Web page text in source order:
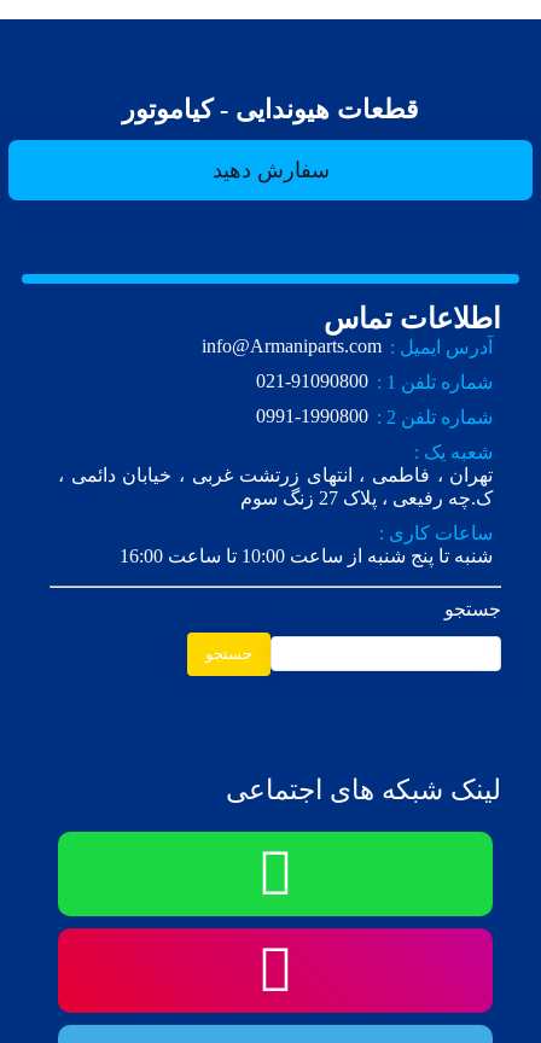
قطعات هیوندایی - کیاموتور
سفارش دهید
اطلاعات تماس
آدرس ایمیل : info@Armaniparts.com
شماره تلفن 1 :
021-91090800
شماره تلفن 2 :
0991-1990800
شعبه یک :
تهران ، فاطمی ، انتهای زرتشت غربی ، خیابان دائمی ،
ک.چه رفیعی ، پلاک 27 زنگ سوم
ساعات کاری :
شنبه تا پنج شنبه از ساعت 10:00 تا ساعت 16:00
جستجو
جستجو
لینک شبکه های اجتماعی